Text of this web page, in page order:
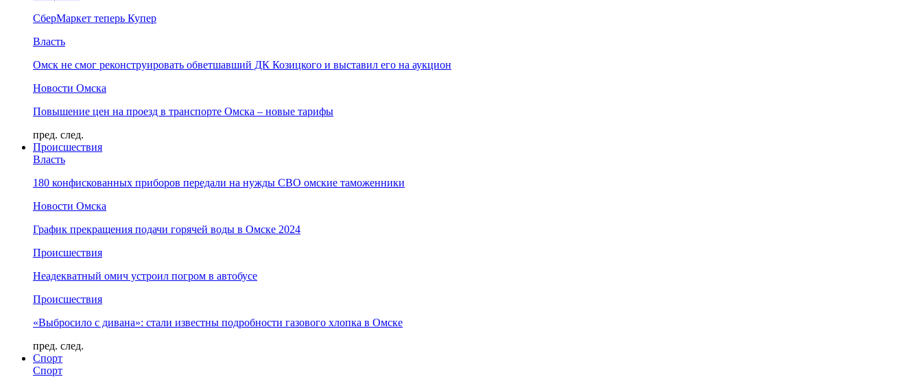
СберМаркет теперь Купер
Власть
Омск не смог реконструировать обветшавший ДК Козицкого и выставил его на аукцион
Новости Омска
Повышение цен на проезд в транспорте Омска – новые тарифы
пред. след.
Происшествия
Власть
180 конфискованных приборов передали на нужды СВО омские таможенники
Новости Омска
График прекращения подачи горячей воды в Омске 2024
Происшествия
Неадекватный омич устроил погром в автобусе
Происшествия
«Выбросило с дивана»: стали известны подробности газового хлопка в Омске
пред. след.
Спорт
Спорт